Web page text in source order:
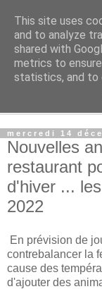
Rue
Le blog
mercredi 14
Nouvelles
restaurant
d'hiver ...
2022
En prévision de
contrebalancer la
cause des
d'ajouter des
This site uses
and to analyze
shared with
metrics to
statistics, and to